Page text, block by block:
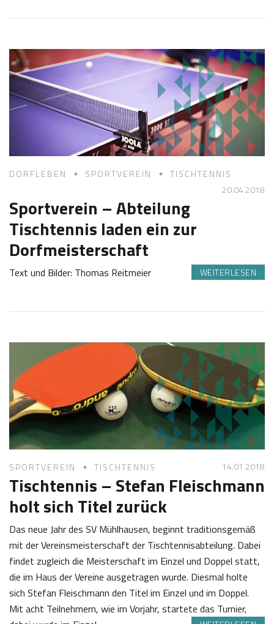
1
0
6
0
1
o
e
f
a
s
DORFLEBEN SPORTVEREIN
TISCHTENNIS
20.04 2018
Sportverein – Abteilung
Tischtennis laden ein zur
Dorfmeisterschaft
Text und Bilder: Thomas Reitmeier WEITERLESEN
0
0
0
1
8
o
e
a
s
t
l
SPORTVEREIN TISCHTENNIS 14.01 2018
Tischtennis – Stefan Fleischmann
holt sich Titel zurück
Das neue Jahr des SV Mühlhausen, beginnt traditionsgemäß
mit der Vereinsmeisterschaft der Tischtennisabteilung. Dabei
findet zugleich die Meisterschaft im Einzel und Doppel statt,
die im Haus der Vereine ausgetragen wurde. Diesmal holte
sich Stefan Fleischmann den Titel im Einzel und im Doppel.
Mit acht Teilnehmern, wie im Vorjahr, startete das Turnier,